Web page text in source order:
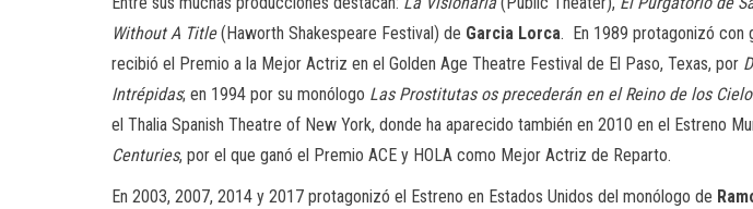
Without A Title (Haworth Shakespeare Festival) de Garcia Lorca. En 1989 protagonizó con
recibió el Premio a la Mejor Actriz en el Golden Age Theatre Festival de El Paso, Texas, por
Intrépidas; en 1994 por su monólogo Las Prostitutas os precederán en el Reino de los
el Thalia Spanish Theatre of New York, donde ha aparecido también en 2010 en el Estreno
Centuries, por el que ganó el Premio ACE y HOLA como Mejor Actriz de Reparto.
En 2003, 2007, 2014 y 2017 protagonizó el Estreno en Estados Unidos del monólogo de